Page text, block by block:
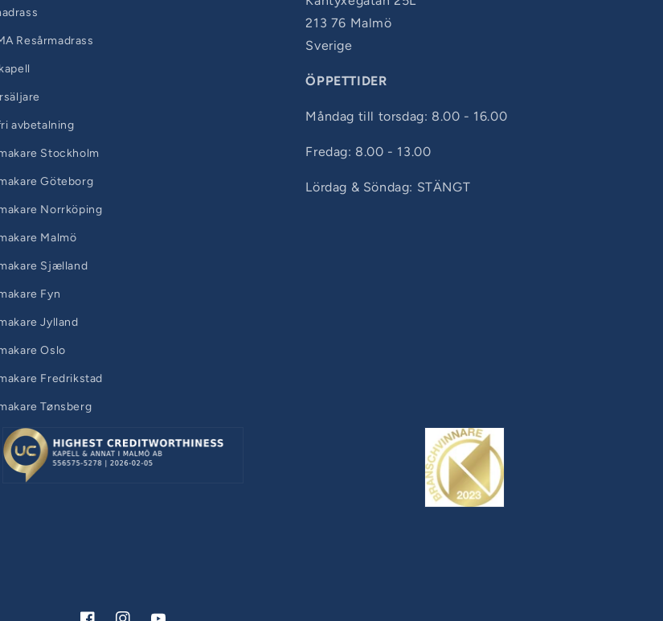
Resårmadrass
avbetalning
Stockholm
Göteborg
Norrköping
Malmö
Sjælland
Fyn
Jylland
Oslo
Fredrikstad
Tønsberg
213 76 Malmö
Sverige
ÖPPETTIDER
Måndag till torsdag: 8.00 - 16.00
Fredag: 8.00 - 13.00
Lördag & Söndag: STÄNGT